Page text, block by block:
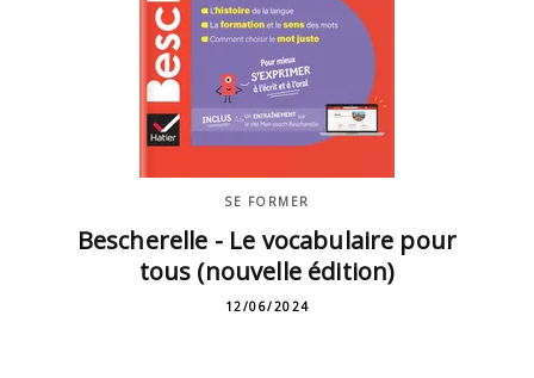
SE FORMER
Bescherelle - Le vocabulaire pour
tous (nouvelle édition)
12/06/2024